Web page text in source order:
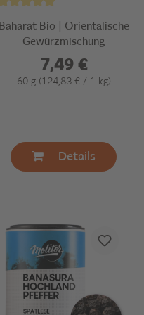
Baharat Bio | Orientalische
Gewürzmischung
7,49 €
60 g (124,83 € / 1 kg)
Details